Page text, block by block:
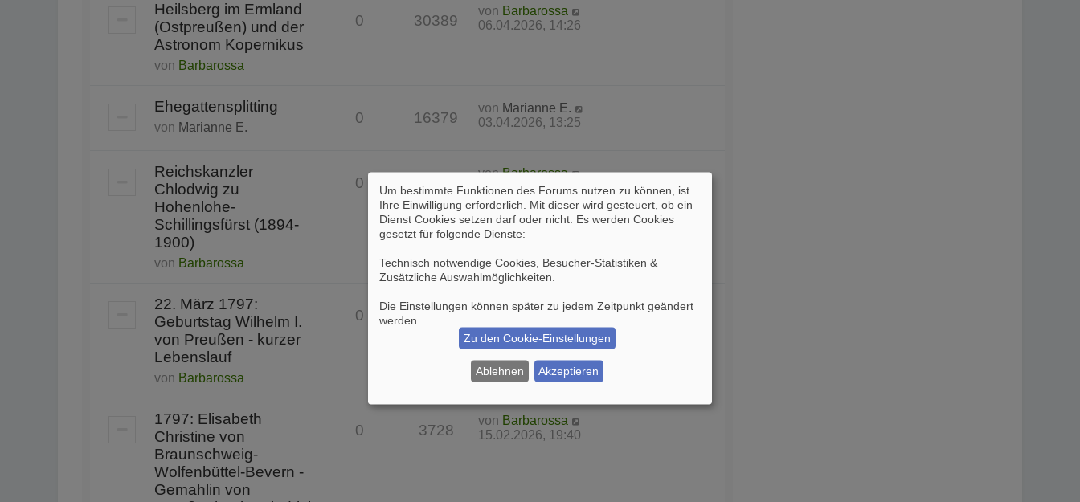
Heilsberg im Ermland
(Ostpreußen) und der
Astronom Kopernikus
von Barbarossa
0 30389
von Barbarossa
06.04.2026, 14:26
Ehegattensplitting
von Marianne E.
0 16379
von Marianne E.
03.04.2026, 13:25
Reichskanzler
Chlodwig zu
Hohenlohe-
Schillingsfürst (1894-
1900)
von Barbarossa
0 37525
vonBarbarossa
31.03.2026, 17:23
22. März 1797:
Geburtstag Wilhelm I.
von Preußen - kurzer
Lebenslauf
von Barbarossa
0 7621
vonBarbarossa
1797: Elisabeth
Christine von
Braunschweig-
Wolfenbüttel-Bevern -
Gemahlin von
0 3728
von Barbarossa
15.02.2026, 19:40
Um bestimmte Funktionen des Forums nutzen zu können, ist
Ihre Einwilligung erforderlich. Mit dieser wird gesteuert, ob ein
Dienst Cookies setzen darf oder nicht. Es werden Cookies
gesetzt für folgende Dienste:
Technisch notwendige Cookies, Besucher-Statistiken &
Zusätzliche Auswahlmöglichkeiten
Die Einstellungen können später zu jedem Zeitpunkt geändert
werden.
Zu den Cookie-Einstellungen
Ablehnen Akzeptieren